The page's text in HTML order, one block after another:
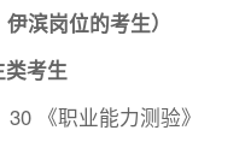
伊滨岗位的考生）
类考生
《职业能力测验》